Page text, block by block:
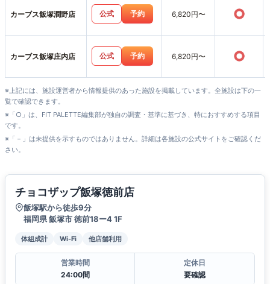
カーブス飯塚潤野店 公式 予約 6,820円〜 ○
カーブス飯塚庄内店 公式 予約 6,820円〜 ○
※上記には、施設運営者から情報提供のあった施設を掲載しています。全施設は下の一
覧で確認できます。
※「○」は、FIT PALETTE編集部が独自の調査・基準に基づき、特におすすめする項目
です。
※「－」は未提供を示すものではありません。詳細は各施設の公式サイトをご確認くだ
さい。
チョコザップ飯塚徳前店
飯塚駅から徒歩9分
福岡県 飯塚市 徳前18ー4 1F
体組成計 Wi-Fi 他店舗利用
営業時間
24:00間
定休日
要確認